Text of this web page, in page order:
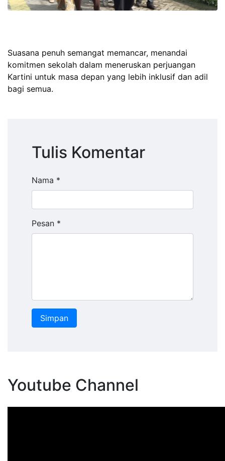
Suasana penuh semangat memancar, menandai
komitmen sekolah dalam meneruskan perjuangan
Kartini untuk masa depan yang lebih inklusif dan adil
bagi semua.
Tulis Komentar
Nama *
Pesan *
Youtube Channel